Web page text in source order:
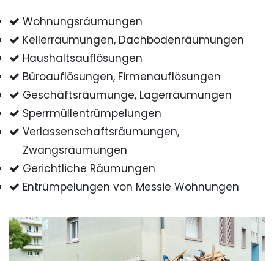
Wohnungsräumungen
Kellerräumungen, Dachbodenräumungen
Haushaltsauflösungen
Büroauflösungen, Firmenauflösungen
Geschäftsräumunge, Lagerräumungen
Sperrmüllentrümpelungen
Verlassenschaftsräumungen,
Zwangsräumungen
Gerichtliche Räumungen
Entrümpelungen von Messie Wohnungen